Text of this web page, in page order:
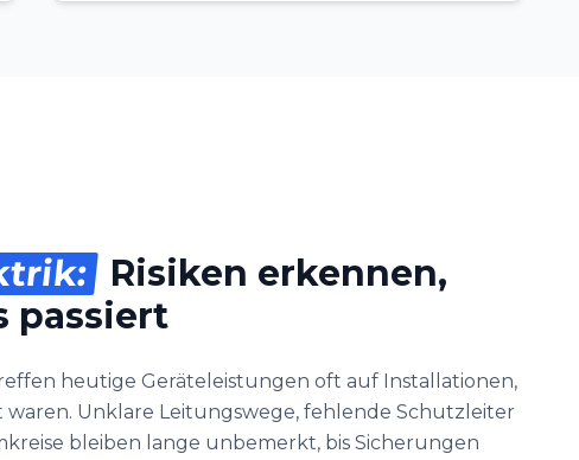
Risiken erkennen,
passiert
heutige Geräteleistungen oft auf Installationen,
waren. Unklare Leitungswege, fehlende Schutzleiter
bleiben lange unbemerkt, bis Sicherungen